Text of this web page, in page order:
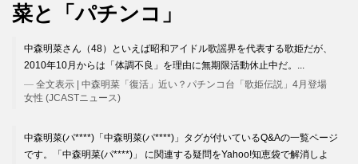
菜と「パチンコ」
中森明菜さん（48）といえば昭和アイドル歌謡界を代表する歌姫だが、
2010年10月からは「体調不良」を理由に無期限活動休止中だ。...
全文表示 | 中森明菜「復活」近い？パチンコ台「歌姫伝説」4月登場
女性 (JCASTニュース)
中森明菜(パ****)「中森明菜(パ****)」タグが付いているQ&Aの一覧ページ
です。「中森明菜(パ****)」 に関連する疑問をYahoo!知恵袋で解消しよ